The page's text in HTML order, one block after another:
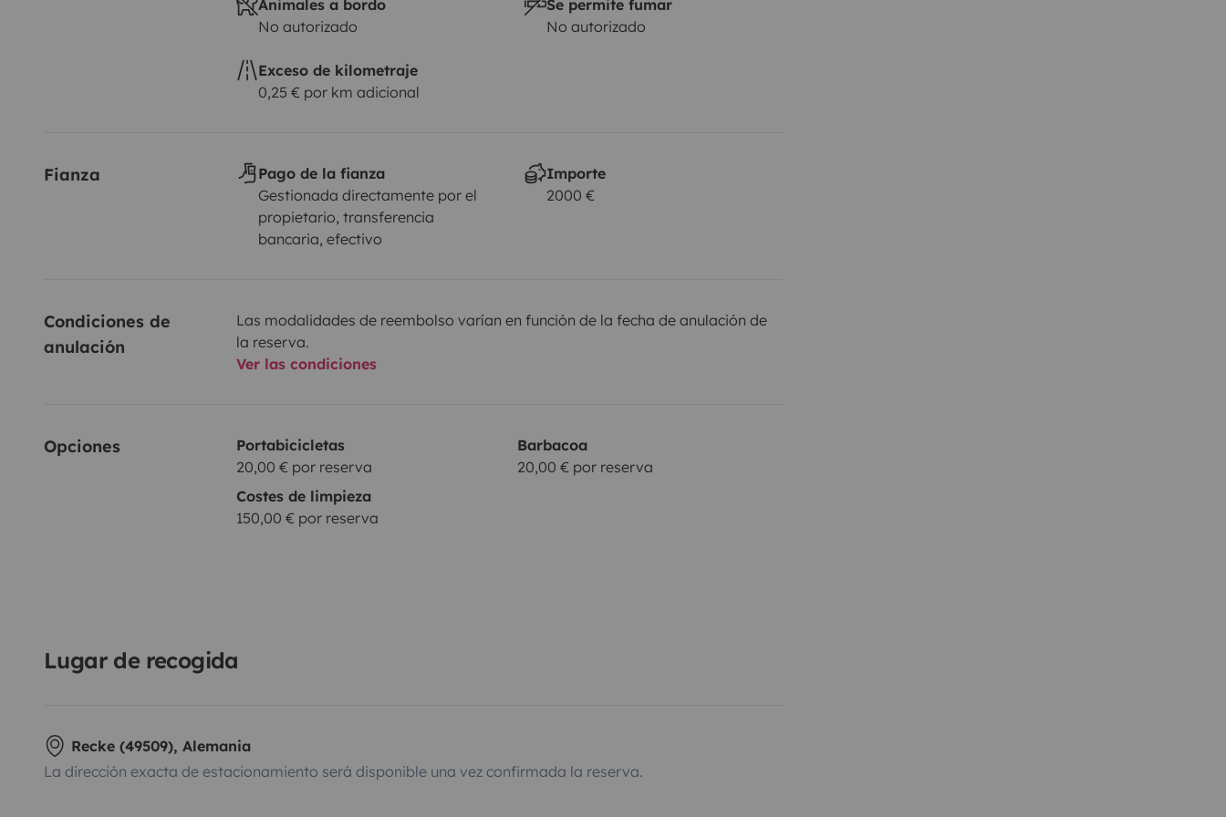
Animales a bordo
No autorizado
Se permite fumar
No autorizado
Exceso de kilometraje
0,25 € por km adicional
Fianza
Pago de la fianza
Gestionada directamente por el
propietario, transferencia
bancaria, efectivo
Importe
2000 €
Condiciones de
anulación
Las modalidades de reembolso varían en función de la fecha de anulación de
la reserva.
Ver las condiciones
Opciones
Portabicicletas
20,00 € por reserva
Barbacoa
20,00 € por reserva
Costes de limpieza
150,00 € por reserva
Lugar de recogida
Recke (49509), Alemania
La dirección exacta de estacionamiento será disponible una vez confirmada la reserva.